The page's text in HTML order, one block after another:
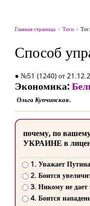
Главная страница Теги
Способ
● №51 (1240) от
Экономика:
Ольга Купчинская.
почему, по
УКРАИНЕ в
1. Уважает
2. Боится
3. Никому не дает
4. Боится